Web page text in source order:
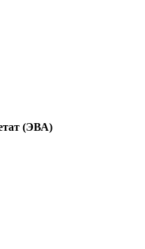
(ЭВА)